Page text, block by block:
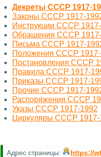
Декреты СССР 1917-
Законы СССР 1917-
Инструкции СССР
Обращения СССР
Письма СССР 1917-
Положения СССР 1917-
Постановления СССР
Правила СССР 1917-
Приказы СССР 1917-
Прочие СССР 1917-
Распоряжения СССР
Указы СССР 1917-1992
Циркуляры СССР 1917-
Адрес страницы:
https://